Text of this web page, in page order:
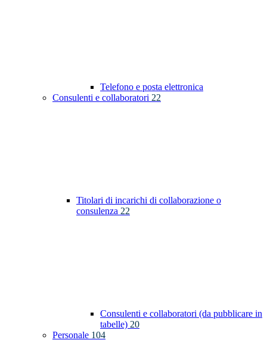
Telefono e posta elettronica
Consulenti e collaboratori 22
Titolari di incarichi di collaborazione o
consulenza 22
Consulenti e collaboratori (da pubblicare in
tabelle) 20
Personale 104